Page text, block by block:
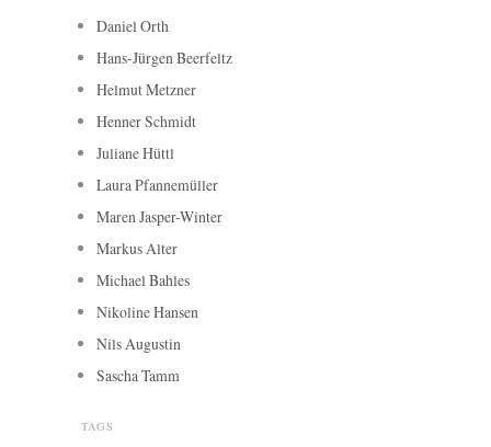
Daniel Orth
Hans-Jürgen Beerfeltz
Helmut Metzner
Henner Schmidt
Juliane Hüttl
Laura Pfannemüller
Maren Jasper-Winter
Markus Alter
Michael Bahles
Nikoline Hansen
Nils Augustin
Sascha Tamm
TAGS